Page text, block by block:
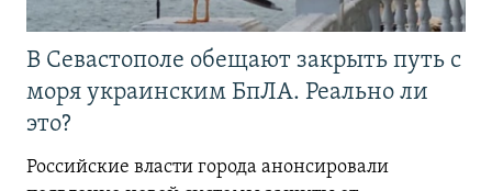
В Севастополе обещают закрыть путь с
моря украинским БпЛА. Реально ли
это?
Российские власти города анонсировали